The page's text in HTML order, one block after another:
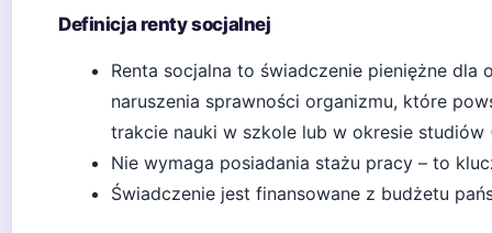
Definicja renty socjalnej
Renta socjalna to świadczenie pieniężne
naruszenia sprawności organizmu, które
trakcie nauki w szkole lub w okresie studiów
Nie wymaga posiadania stażu pracy – to
Świadczenie jest finansowane z budżetu